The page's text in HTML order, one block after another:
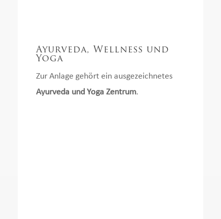
Ayurveda, Wellness und
Yoga
Zur Anlage gehört ein ausgezeichnetes
Ayurveda und Yoga Zentrum.